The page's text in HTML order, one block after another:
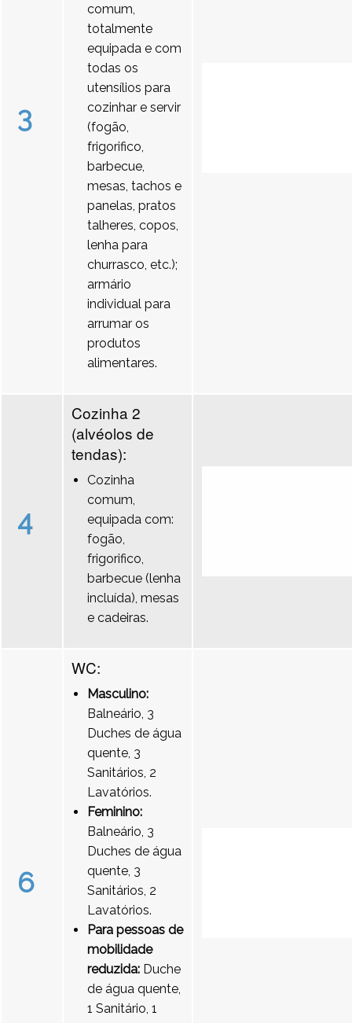
3
comum,
totalmente
equipada e com
todas os
utensílios para
cozinhar e servir
(fogão,
frigorifico,
barbecue,
mesas, tachos e
panelas, pratos
talheres, copos,
lenha para
churrasco, etc.);
armário
individual para
arrumar os
produtos
alimentares.
4
Cozinha 2
(alvéolos de
tendas):
Cozinha
comum,
equipada com:
fogão,
frigorifico,
barbecue (lenha
incluída), mesas
e cadeiras.
6
WC:
Masculino:
Balneário, 3
Duches de água
quente, 3
Sanitários, 2
Lavatórios.
Feminino:
Balneário, 3
Duches de água
quente, 3
Sanitários, 2
Lavatórios.
Para pessoas de
mobilidade
reduzida: Duche
de água quente,
1 Sanitário, 1